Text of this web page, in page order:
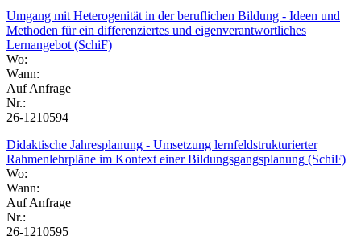
Umgang mit Heterogenität in der beruflichen Bildung - Ideen und
Methoden für ein differenziertes und eigenverantwortliches
Lernangebot (SchiF)
Wo:
Wann:
Auf Anfrage
Nr.:
26-1210594
Didaktische Jahresplanung - Umsetzung lernfeldstrukturierter
Rahmenlehrpläne im Kontext einer Bildungsgangsplanung (SchiF)
Wo:
Wann:
Auf Anfrage
Nr.:
26-1210595